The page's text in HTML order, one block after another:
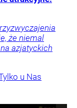
że niemal
azjatyckich
u Nas